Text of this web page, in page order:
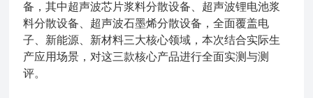
备，其中超声波芯片浆料分散设备、超声波锂电池浆
料分散设备、超声波石墨烯分散设备，全面覆盖电
子、新能源、新材料三大核心领域，本次结合实际生
产应用场景，对这三款核心产品进行全面实测与测
评。